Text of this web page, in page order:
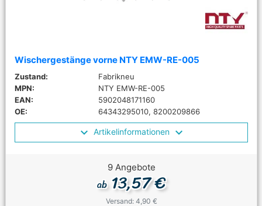
Wischergestänge vorne NTY EMW-RE-005
Zustand:
Fabrikneu
MPN:
NTY EMW-RE-005
EAN:
5902048171160
OE:
64343295010, 8200209866
Artikelinformationen
9 Angebote
ab13,57 €
Versand: 4,90 €